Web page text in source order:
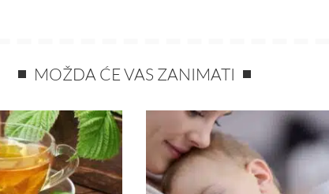
MOŽDA ĆE VAS ZANIMATI